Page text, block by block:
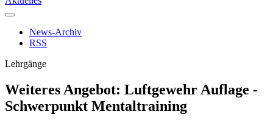
News-Archiv
RSS
Lehrgänge
Weiteres Angebot: Luftgewehr Auflage -
Schwerpunkt Mentaltraining